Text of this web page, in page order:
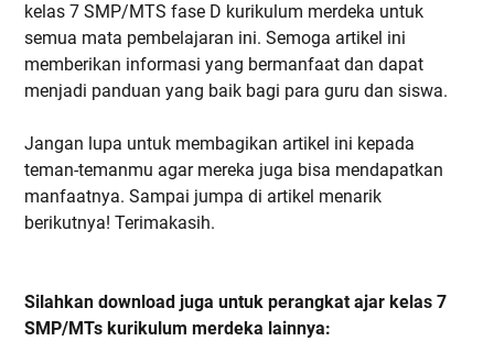
kelas 7 SMP/MTS fase D kurikulum merdeka untuk
semua mata pembelajaran ini. Semoga artikel ini
memberikan informasi yang bermanfaat dan dapat
menjadi panduan yang baik bagi para guru dan siswa.
Jangan lupa untuk membagikan artikel ini kepada
teman-temanmu agar mereka juga bisa mendapatkan
manfaatnya. Sampai jumpa di artikel menarik
berikutnya! Terimakasih.
Silahkan download juga untuk perangkat ajar kelas 7
SMP/MTs kurikulum merdeka lainnya: